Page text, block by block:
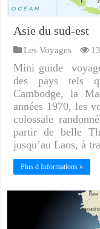
Asie du sud-est
Les Voyages
Mini guide
des pays tels
Cambodge, la
années 1970, les
colossale
partir de belle
jusqu’au Laos, à
Plus d Informations »